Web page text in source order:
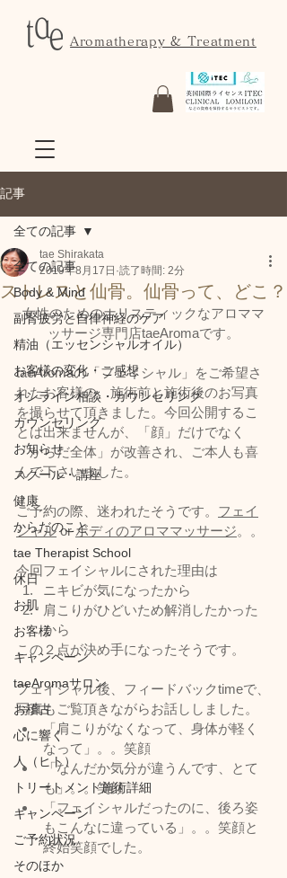
Aromatherapy & Treatment
記事
全ての記事
Body & Mind
副腎疲労と自律神経のケア
精油（エッセンシャルオイル）
お客様の変化・ご感想
オンライン相談・カウンセリング
カウンセリング
お知らせ
スクール・講座
健康
からだのこと
tae Therapist School
休日
お肌
お客様
キャンペーン
taeAromaサロン
お稽古
心に響く
人（ヒト）
トリートメント施術詳細
キャンペーン
ご予約状況
そのほか
全ての記事
ストレスと仙骨。仙骨って、どこ？
tae Shirakata
2019年8月17日 読了時間: 2分
女性のためのホリスティックなアロママ
ッサージ専門店taeAromaです。
taeAromaの「フェイシャル」をご希望さ
れたお客様の、施術前と施術後のお写真
を撮らせて頂きました。今回公開するこ
とは出来ませんが、「顔」だけでなく
「からだ全体」が改善され、ご本人も喜
んで下さいました。
ご予約の際、迷われたそうです。 フェイ
シャル or ボディのアロママッサージ。。
今回フェイシャルにされた理由は
ニキビが気になったから
肩こりがひどいため解消したかった
から
この２点が決め手になったそうです。
フェイシャル後、フィードバックtimeで、
写真もご覧頂きながらお話ししました。
「肩こりがなくなって、身体が軽く
なって」。。笑顔
「なんだか気分が違うんです、とて
も」。。笑顔
「フェイシャルだったのに、後ろ姿
もこんなに違っている」。。笑顔と
終始笑顔でした。